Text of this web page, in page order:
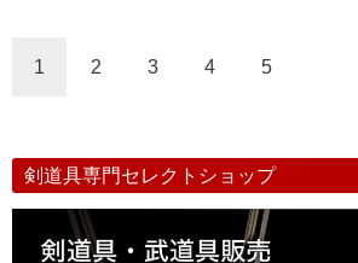
1 2 3 4 5
剣道具専門セレクトショップ